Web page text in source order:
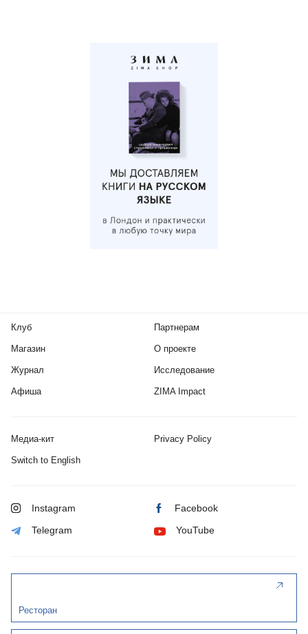
Клуб
Магазин
Журнал
Афиша
Партнерам
О проекте
Исследование
ZIMA Impact
Медиа-кит Privacy Policy
Switch to English
Instagram Facebook
Telegram YouTube
Ресторан